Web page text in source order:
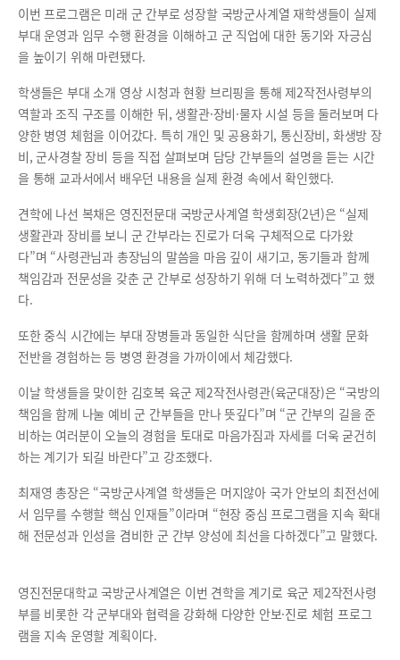
이번 프로그램은 미래 군 간부로 성장할 국방군사계열 재학생들이 실제
부대 운영과 임무 수행 환경을 이해하고 군 직업에 대한 동기와 자긍심
을 높이기 위해 마련됐다.
학생들은 부대 소개 영상 시청과 현황 브리핑을 통해 제2작전사령부의
역할과 조직 구조를 이해한 뒤, 생활관·장비·물자 시설 등을 둘러보며 다
양한 병영 체험을 이어갔다. 특히 개인 및 공용화기, 통신장비, 화생방 장
비, 군사경찰 장비 등을 직접 살펴보며 담당 간부들의 설명을 듣는 시간
을 통해 교과서에서 배우던 내용을 실제 환경 속에서 확인했다.
견학에 나선 복채은 영진전문대 국방군사계열 학생회장(2년)은 “실제
생활관과 장비를 보니 군 간부라는 진로가 더욱 구체적으로 다가왔
다”며 “사령관님과 총장님의 말씀을 마음 깊이 새기고, 동기들과 함께
책임감과 전문성을 갖춘 군 간부로 성장하기 위해 더 노력하겠다”고 했
다.
또한 중식 시간에는 부대 장병들과 동일한 식단을 함께하며 생활 문화
전반을 경험하는 등 병영 환경을 가까이에서 체감했다.
이날 학생들을 맞이한 김호복 육군 제2작전사령관(육군대장)은 “국방의
책임을 함께 나눌 예비 군 간부들을 만나 뜻깊다”며 “군 간부의 길을 준
비하는 여러분이 오늘의 경험을 토대로 마음가짐과 자세를 더욱 굳건히
하는 계기가 되길 바란다”고 강조했다.
최재영 총장은 “국방군사계열 학생들은 머지않아 국가 안보의 최전선에
서 임무를 수행할 핵심 인재들”이라며 “현장 중심 프로그램을 지속 확대
해 전문성과 인성을 겸비한 군 간부 양성에 최선을 다하겠다”고 말했다.
영진전문대학교 국방군사계열은 이번 견학을 계기로 육군 제2작전사령
부를 비롯한 각 군부대와 협력을 강화해 다양한 안보·진로 체험 프로그
램을 지속 운영할 계획이다.